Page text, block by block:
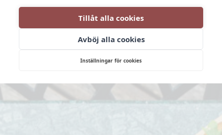
Tillåt alla cookies
Avböj alla cookies
Inställningar för cookies